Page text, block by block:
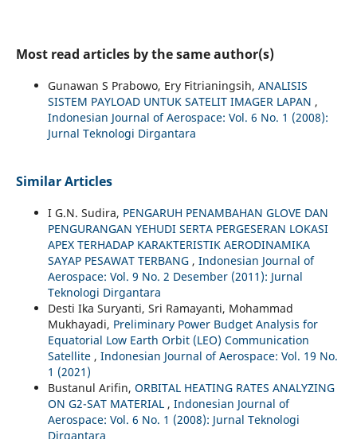
Most read articles by the same author(s)
Gunawan S Prabowo, Ery Fitrianingsih, ANALISIS
SISTEM PAYLOAD UNTUK SATELIT IMAGER LAPAN ,
Indonesian Journal of Aerospace: Vol. 6 No. 1 (2008):
Jurnal Teknologi Dirgantara
Similar Articles
I G.N. Sudira, PENGARUH PENAMBAHAN GLOVE DAN
PENGURANGAN YEHUDI SERTA PERGESERAN LOKASI
APEX TERHADAP KARAKTERISTIK AERODINAMIKA
SAYAP PESAWAT TERBANG , Indonesian Journal of
Aerospace: Vol. 9 No. 2 Desember (2011): Jurnal
Teknologi Dirgantara
Desti Ika Suryanti, Sri Ramayanti, Mohammad
Mukhayadi, Preliminary Power Budget Analysis for
Equatorial Low Earth Orbit (LEO) Communication
Satellite , Indonesian Journal of Aerospace: Vol. 19 No.
1 (2021)
Bustanul Arifin, ORBITAL HEATING RATES ANALYZING
ON G2-SAT MATERIAL , Indonesian Journal of
Aerospace: Vol. 6 No. 1 (2008): Jurnal Teknologi
Dirgantara